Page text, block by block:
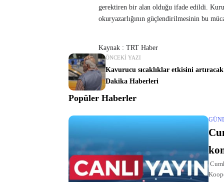
gerektiren bir alan olduğu ifade edildi.
okuryazarlığının güçlendirilmesinin bu
Kaynak : TRT Haber
ÖNCEKI YAZI
Kavurucu sıcaklıklar etkisini artıracak
Dakika Haberleri
Popüler Haberler